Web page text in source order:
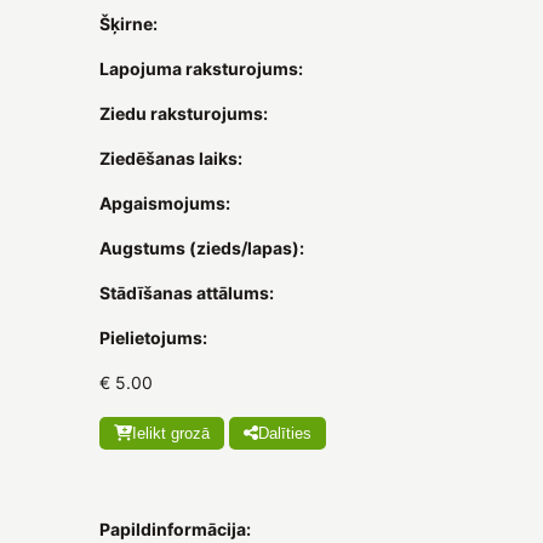
Šķirne:
Lapojuma raksturojums:
Ziedu raksturojums:
Ziedēšanas laiks:
Apgaismojums:
Augstums (zieds/lapas):
Stādīšanas attālums:
Pielietojums:
€ 5.00
Ielikt grozā Dalīties
Papildinformācija: